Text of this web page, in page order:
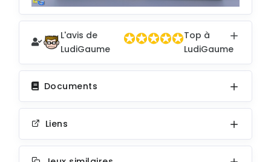
L
P
T
X
L'avis de
LudiGaume
✪✪✪✪✪
✪✪✪✪✪
✪✪✪✪✪Top à
LudiGaume
Documents
Liens